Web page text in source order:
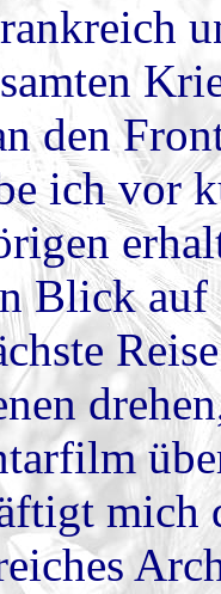
den
ich vor
Blick auf
mich